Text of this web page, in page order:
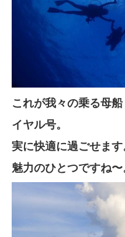
これが我々の乗る母
イヤル号。
実に快適に過ごせま
魅力のひとつですね〜